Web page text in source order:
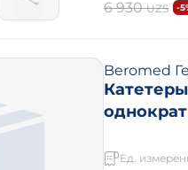
6 930UZS -
Beromed
Ед.